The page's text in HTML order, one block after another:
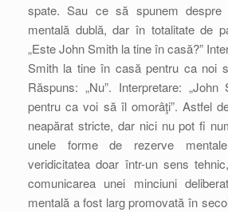
spate. Sau ce să spunem
mentală dublă, dar în totalitate de
„Este John Smith la tine în casă?”
Smith la tine în casă pentru ca noi
Răspuns: „Nu”. Interpretare:
pentru ca voi să îl omorâţi”. Astfel
neapărat stricte, dar nici nu pot fi
unele forme de rezerve
veridicitatea doar într-un sens
comunicarea unei minciuni
mentală a fost larg promovată în